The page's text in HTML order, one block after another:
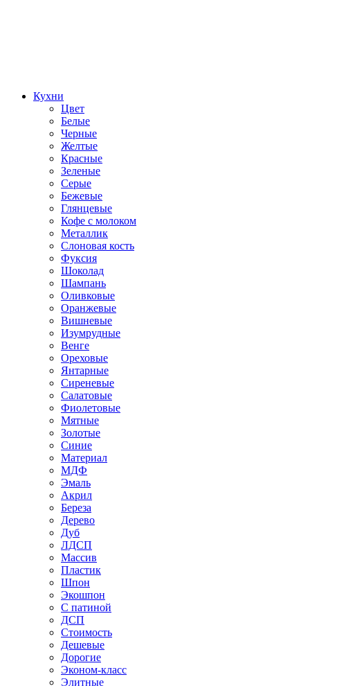
Кухни
Цвет
Белые
Черные
Желтые
Красные
Зеленые
Серые
Бежевые
Глянцевые
Кофе с молоком
Металлик
Слоновая кость
Фуксия
Шоколад
Шампань
Оливковые
Оранжевые
Вишневые
Изумрудные
Венге
Ореховые
Янтарные
Сиреневые
Салатовые
Фиолетовые
Мятные
Золотые
Синие
Материал
МДФ
Эмаль
Акрил
Береза
Дерево
Дуб
ЛДСП
Массив
Пластик
Шпон
Экошпон
С патиной
ДСП
Стоимость
Дешевые
Дорогие
Эконом-класс
Элитные